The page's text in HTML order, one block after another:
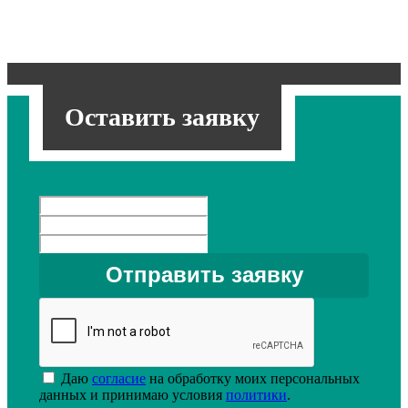
Оставить заявку
Даю согласие на обработку моих персональных
данных и принимаю условия политики.